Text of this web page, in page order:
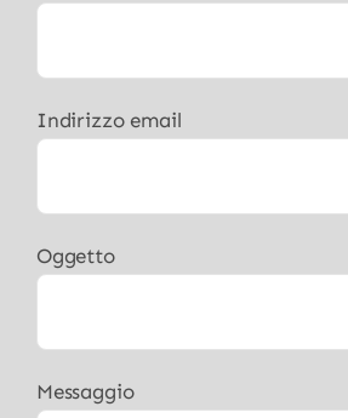
Indirizzo email
Oggetto
Messaggio